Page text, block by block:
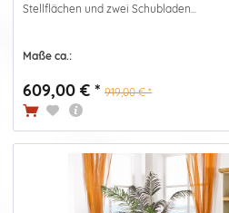
Stellflächen und zwei Schubladen...
Maße ca.:
609,00 € * 919,00 € *